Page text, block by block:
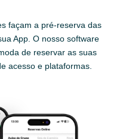
façam a pré-reserva das
App. O nosso software
de reservar as suas
acesso e plataformas.